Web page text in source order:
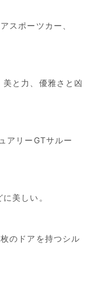
スポーツカー、
と力、優雅さと凶
アリーGTサルー
美しい。
のドアを持つシル